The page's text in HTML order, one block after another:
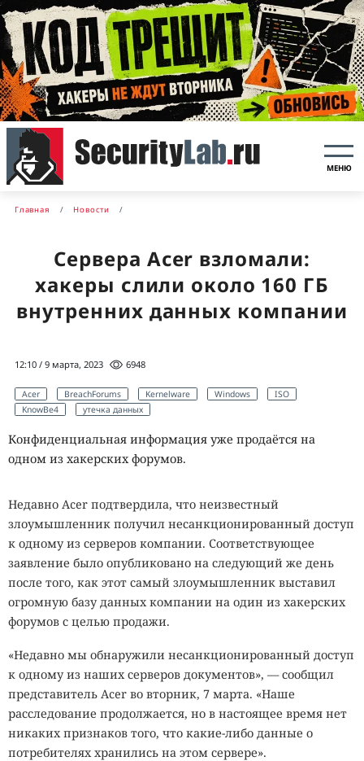
МЕНЮ
Главная Новости
Сервера Acer взломали:
хакеры слили около 160 ГБ
внутренних данных компании
12:10 / 9 марта, 2023 6948
Acer BreachForums Kernelware Windows
ISO
KnowBe4
утечка данных
Конфиденциальная информация уже продаётся на
одном из хакерских форумов.
Недавно Acer подтвердила, что неизвестный
злоумышленник получил несанкционированный доступ
к одному из серверов компании. Соответствующее
заявление было опубликовано на следующий же день
после того, как этот самый злоумышленник выставил
огромную базу данных компании на один из хакерских
форумов с целью продажи.
«Недавно мы обнаружили несанкционированный доступ
к одному из наших серверов документов», — сообщил
представитель Acer во вторник, 7 марта. «Наше
расследование продолжается, но в настоящее время нет
никаких признаков того, что какие-либо данные о
потребителях хранились на этом сервере».